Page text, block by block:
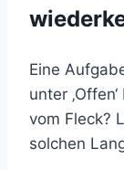
Eine
unter
vom Fleck?
solchen